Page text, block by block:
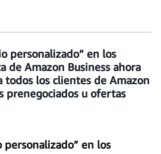
personalizado” en los
de Amazon Business ahora
todos los clientes de Amazon
prenegociados u ofertas
personalizado” en los